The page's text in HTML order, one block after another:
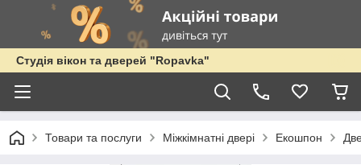
Студія вікон та дверей "Ropavka"
Товари та послуги Міжкімнатні двері Екошпон